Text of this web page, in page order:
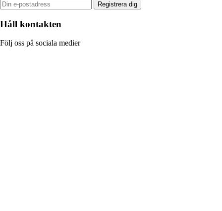
Registrera dig
Håll kontakten
Följ oss på sociala medier